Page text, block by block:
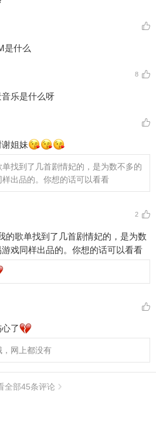
是什么
8
乐是什么呀
姐妹
单找到了几首剧情妃的，是为数不多的
出品的。你想的话可以看看
2
的歌单找到了几首剧情妃的，是为数
戏同样出品的。你想的话可以看看
了
，网上都没有
全部45条评论